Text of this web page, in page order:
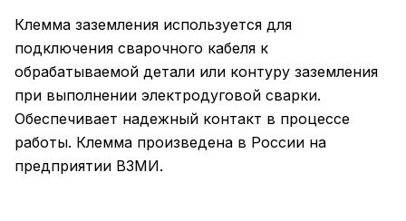
Клемма заземления используется для
подключения сварочного кабеля к
обрабатываемой детали или контуру заземления
при выполнении электродуговой сварки.
Обеспечивает надежный контакт в процессе
работы. Клемма произведена в России на
предприятии ВЗМИ.